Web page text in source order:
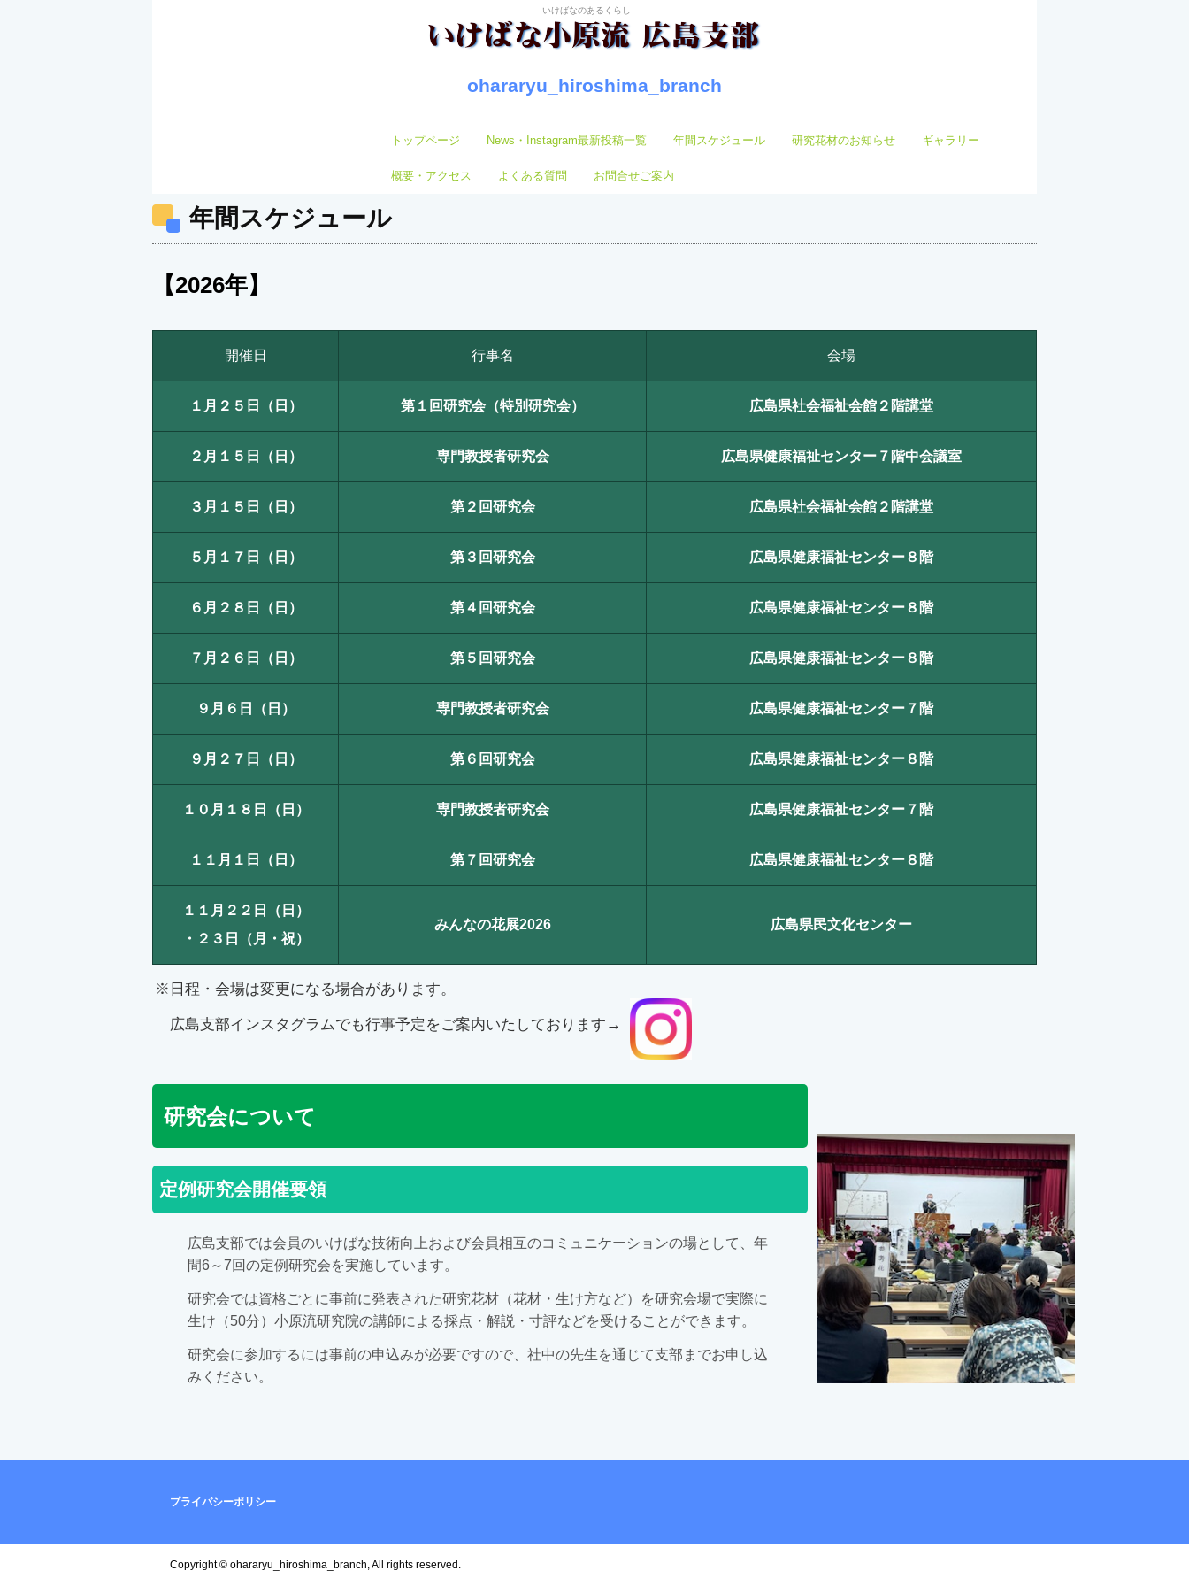
いけばなのあるくらし
ohararyu_hiroshima_branch
トップページ News・Instagram最新投稿一覧 年間スケジュール 研究花材のお知らせ ギャラリー
概要・アクセス よくある質問 お問合せご案内
年間スケジュール
【2026年】
開催日 行事名 会場
１月２５日（日） 第１回研究会（特別研究会） 広島県社会福祉会館 ２階講堂
２月１５日（日） 専門教授者研究会 広島県健康福祉センター７階中会議室
３月１５日（日） 第２回研究会 広島県社会福祉会館 ２階講堂
５月１７日（日） 第３回研究会 広島県健康福祉センター８階
６月２８日（日） 第４回研究会 広島県健康福祉センター８階
７月２６日（日） 第５回研究会 広島県健康福祉センター８階
９月６日（日） 専門教授者研究会 広島県健康福祉センター７階
９月２７日（日） 第６回研究会 広島県健康福祉センター８階
１０月１８日（日） 専門教授者研究会 広島県健康福祉センター７階
１１月１日（日） 第７回研究会 広島県健康福祉センター８階
１１月２２日（日）
・２３日（月・祝）
みんなの花展2026 広島県民文化センター
※日程・会場は変更になる場合があります。
広島支部インスタグラムでも行事予定をご案内いたしております→
研究会について
定例研究会開催要領
広島支部では会員のいけばな技術向上および会員相互のコミュニケーションの場として、年
間6～7回の定例研究会を実施しています。
研究会では資格ごとに事前に発表された研究花材（花材・生け方など）を研究会場で実際に
生け（50分）小原流研究院の講師による採点・解説・寸評などを受けることができます。
研究会に参加するには事前の申込みが必要ですので、社中の先生を通じて支部までお申し込
みください。
プライバシーポリシー
Copyright © ohararyu_hiroshima_branch, All rights reserved.